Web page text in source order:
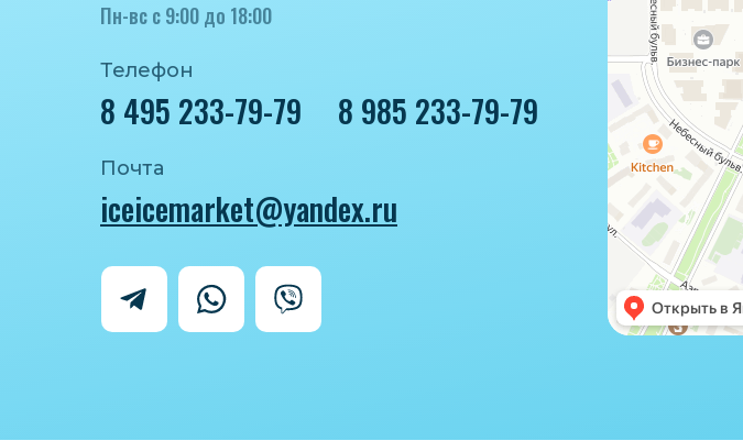
Пн-вс с 9:00 до 18:00
Телефон
8 495 233-79-79
Почта
iceicemarket@yandex.ru
8 985 233-79-79